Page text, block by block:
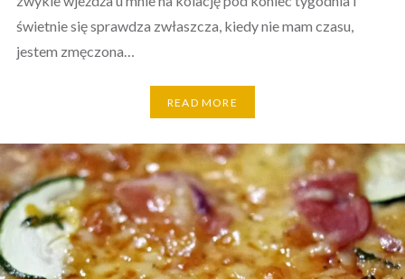
świetnie się sprawdza zwłaszcza, kiedy nie mam czasu,
jestem zmęczona…
READ MORE